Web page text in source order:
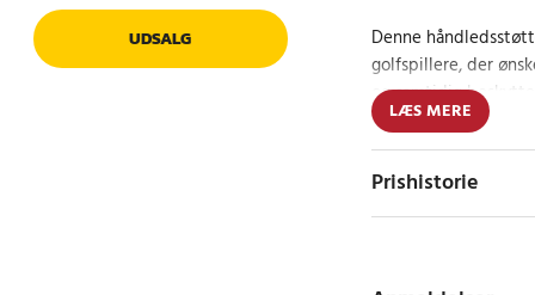
UDSALG
Denne
golfspillere, der
og samtidig
løkke, der giver en
den med at holde
under svinget.
LÆS MERE
Prishistorie